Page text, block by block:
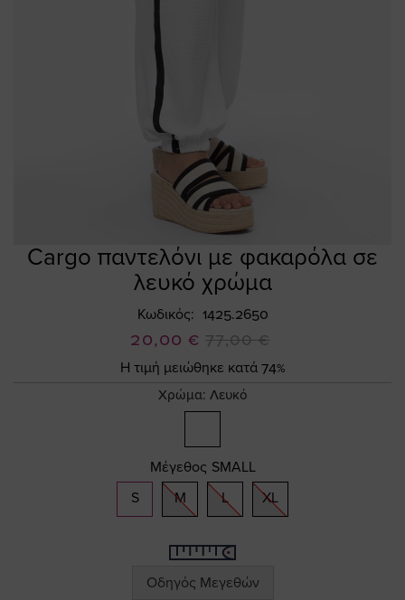
Cargo παντελόνι με φακαρόλα σε
λευκό χρώμα
Κωδικός 1425.2650
Ειδική
Τιμή
20,00 € 77,00 €
Η τιμή μειώθηκε κατά 74%
Χρώμα: Λευκό
Μέγεθος SMALL
S
M L XL
Οδηγός Μεγεθών
Skip